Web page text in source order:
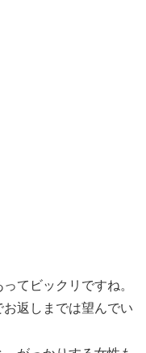
てビックリですね。
返しまでは望んでい